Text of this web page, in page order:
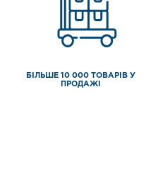
БІЛЬШЕ 10 000 ТОВАРІВ У
ПРОДАЖІ